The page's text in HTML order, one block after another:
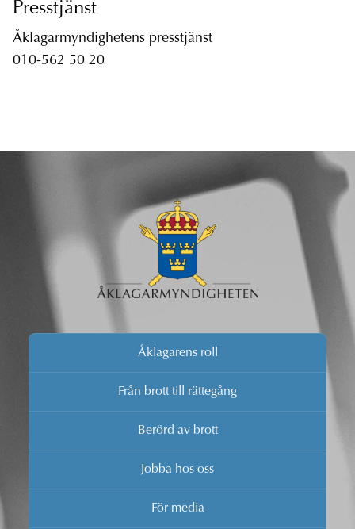
Presstjänst
Åklagarmyndighetens presstjänst
010-562 50 20
Åklagarens roll
Från brott till rättegång
Berörd av brott
Jobba hos oss
För media